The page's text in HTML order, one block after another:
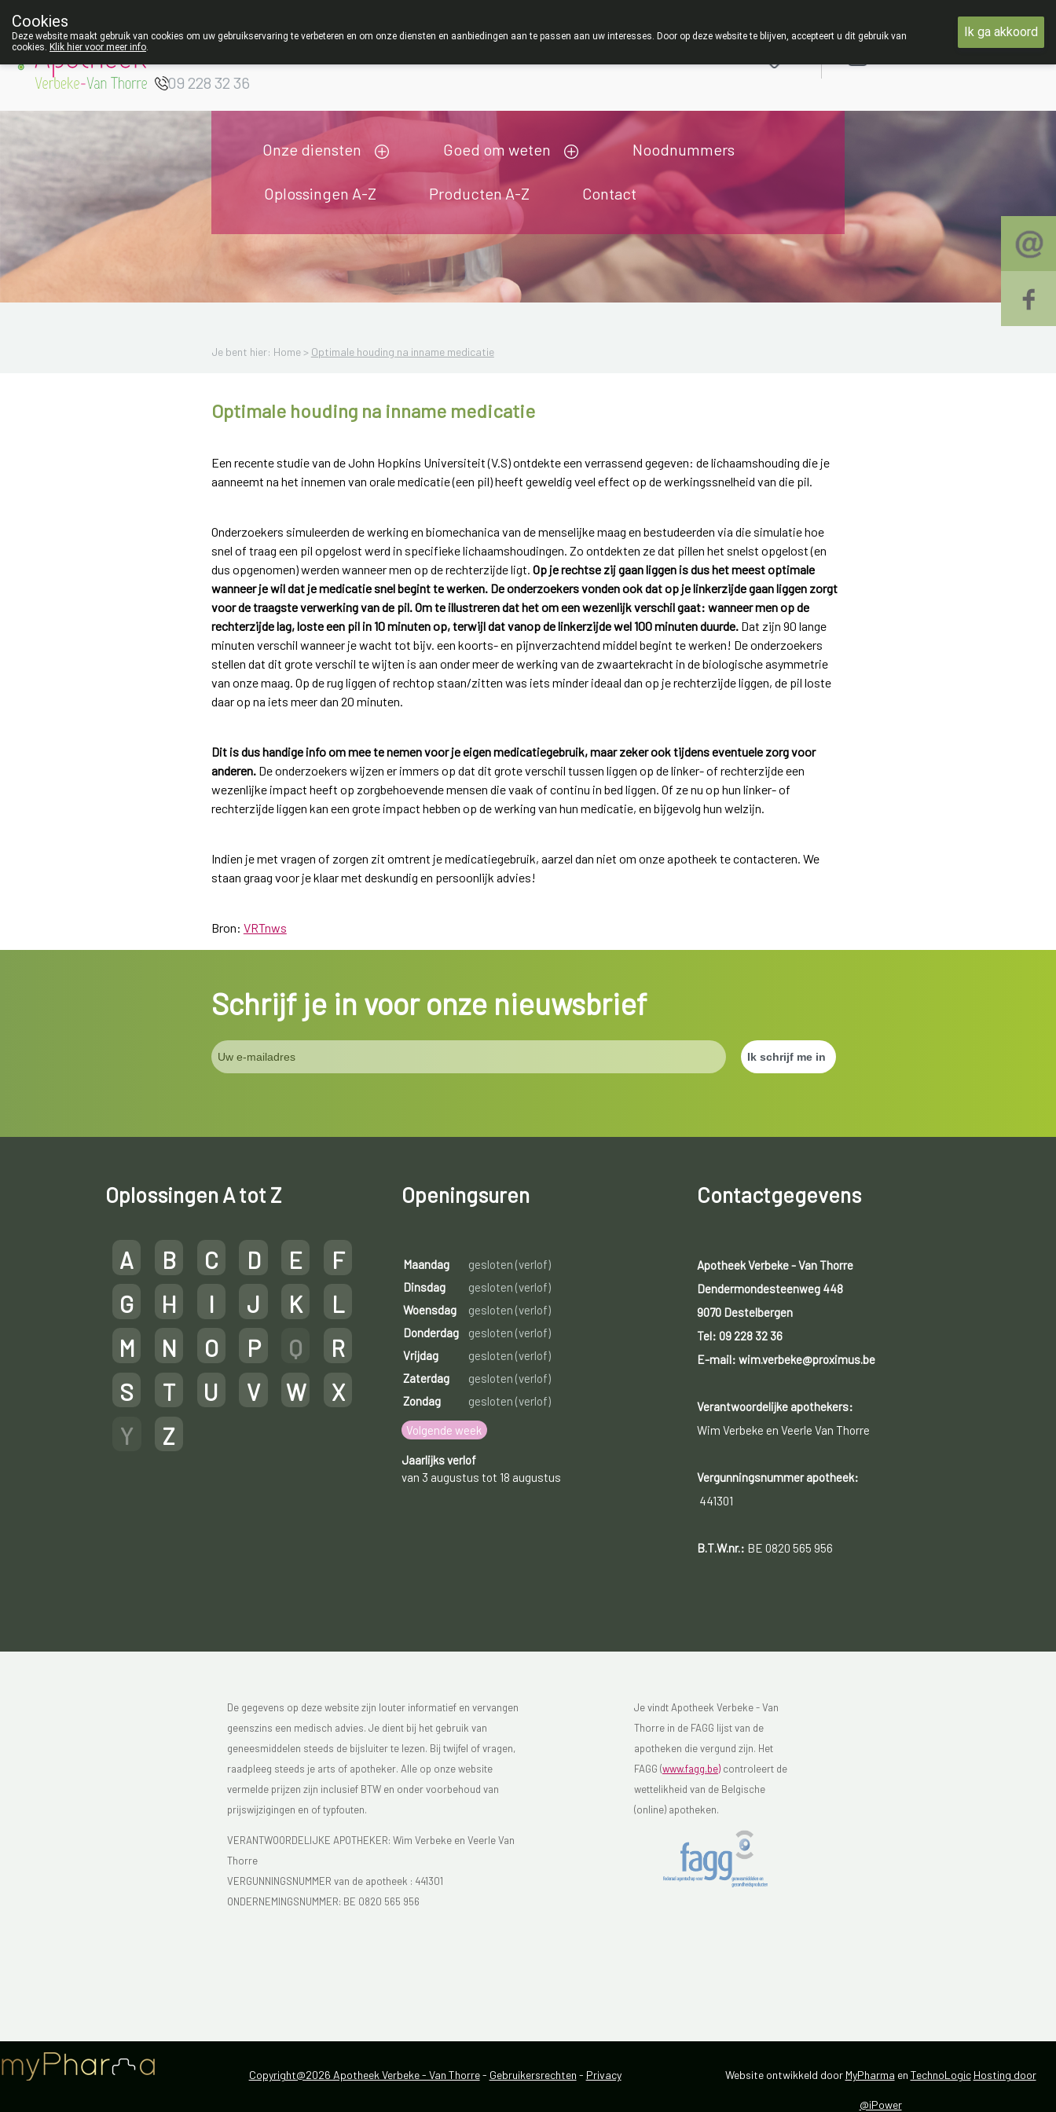
Apotheek Verbeke
09 228 32 36
Onze diensten Goed om weten Noodnummers
Oplossingen A-Z Producten A-Z Contact
Je bent hier: Home > Optimale houding na inname medicatie
Optimale houding na inname medicatie
Een recente studie van de John Hopkins Universiteit (V.S) ontdekte een verrassend gegeven: de lichaamshouding die je
aanneemt na het innemen van orale medicatie (een pil) heeft geweldig veel effect op de werkingssnelheid van die pil.
Onderzoekers simuleerden de werking en biomechanica van de menselijke maag en bestudeerden via die simulatie hoe
snel of traag een pil opgelost werd in specifieke lichaamshoudingen. Zo ontdekten ze dat pillen het snelst opgelost (en
dus opgenomen) werden wanneer men op de rechterzijde ligt. Op je rechtse zij gaan liggen is dus het meest optimale
wanneer je wil dat je medicatie snel begint te werken. De onderzoekers vonden ook dat op je linkerzijde gaan liggen zorgt
voor de traagste verwerking van de pil. Om te illustreren dat het om een wezenlijk verschil gaat: wanneer men op de
rechterzijde lag, loste een pil in 10 minuten op, terwijl dat vanop de linkerzijde wel 100 minuten duurde.Dat zijn 90 lange
minuten verschil wanneer je wacht tot bijv. een koorts- en pijnverzachtend middel begint te werken! De onderzoekers
stellen dat dit grote verschil te wijten is aan onder meer de werking van de zwaartekracht in de biologische asymmetrie
van onze maag. Op de rug liggen of rechtop staan/zitten was iets minder ideaal dan op je rechterzijde liggen, de pil loste
daar op na iets meer dan 20 minuten.
Dit is dus handige info om mee te nemen voor je eigen medicatiegebruik, maar zeker ook tijdens eventuele zorg voor
anderen.De onderzoekers wijzen er immers op dat dit grote verschil tussen liggen op de linker- of rechterzijde een
wezenlijke impact heeft op zorgbehoevende mensen die vaak of continu in bed liggen. Of ze nu op hun linker- of
rechterzijde liggen kan een grote impact hebben op de werking van hun medicatie, en bijgevolg hun welzijn.
Indien je met vragen of zorgen zit omtrent je medicatiegebruik, aarzel dan niet om onze apotheek te contacteren. We
staan graag voor je klaar met deskundig en persoonlijk advies!
Bron: VRTnws
Schrijf je in voor onze nieuwsbrief
Oplossingen A tot Z
A B C D E
F
G
H I J K
L
M
N O P Q
R
S
T U V W
X
Y
Z
Openingsuren
Maandag
gesloten (verlof)
Dinsdag
gesloten (verlof)
Woensdag
gesloten (verlof)
Donderdag
gesloten (verlof)
Vrijdag
gesloten (verlof)
Zaterdag
gesloten (verlof)
Zondag
gesloten (verlof)
Volgende week
Jaarlijks verlof
van 3 augustus tot 18 augustus
Contactgegevens
Apotheek Verbeke - Van Thorre
Dendermondesteenweg 448
9070 Destelbergen
Tel: 09 228 32 36
E-mail: wim.verbeke@proximus.be
Verantwoordelijke apothekers:
Wim Verbeke en Veerle Van Thorre
Vergunningsnummer apotheek:
441301
B.T.W.nr.: BE 0820 565 956
De gegevens op deze website zijn louter informatief en vervangen
geenszins een medisch advies. Je dient bij het gebruik van
geneesmiddelen steeds de bijsluiter te lezen. Bij twijfel of vragen,
raadpleeg steeds je arts of apotheker. Alle op onze website
vermelde prijzen zijn inclusief BTW en onder voorbehoud van
prijswijzigingen en of typfouten.
VERANTWOORDELIJKE APOTHEKER: Wim Verbeke en Veerle Van
Thorre
VERGUNNINGSNUMMER van de apotheek : 441301
ONDERNEMINGSNUMMER: BE 0820 565 956
Je vindt Apotheek Verbeke - Van
Thorre in de FAGG lijst van de
apotheken die vergund zijn. Het
FAGG (www.fagg.be)controleert de
wettelikheid van de Belgische
(online) apotheken.
Copyright@2026 Apotheek Verbeke - Van Thorre - Gebruikersrechten - Privacy Website ontwikkeld door MyPharma en TechnoLogic Hosting door
@iPower
Cookies
Deze website maakt gebruik van cookies om uw gebruikservaring te verbeteren en om onze diensten en aanbiedingen aan te passen aan uw interesses. Door op deze website te blijven, accepteert u dit gebruik van
cookies. Klik hier voor meer info.
Ik ga akkoord